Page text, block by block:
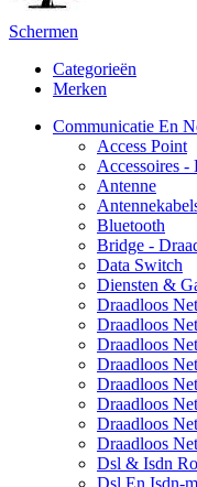
Schermen
Categorieën
Merken
Communicatie En
Access Point
Accessoires -
Antenne
Bluetooth
Bridge -
Data Switch
Diensten &
Draadloos
Draadloos
Draadloos
Draadloos
Draadloos
Draadloos
Draadloos
Draadloos
Dsl & Isdn